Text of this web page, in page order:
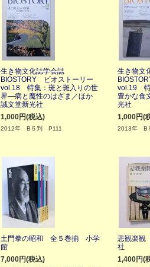
生き物文化誌学会誌
BIOSTORY ビオストーリー
vol.18 特集：斑と斑入りの世
界―病と魔性のはざま／ほか
誠文堂新光社
1,000円(税込)
2012年 B５判 P111
生き物文
vol.19 特
豊かな食
光社
1,000円(
2013年 B
土門拳の昭和 全５巻揃 小学
館
7,000円(税込)
悲観楽
社
1,400円(